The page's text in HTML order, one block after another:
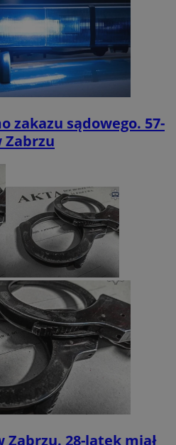
zakazu sądowego. 57-
Zabrzu. 28-latek miał